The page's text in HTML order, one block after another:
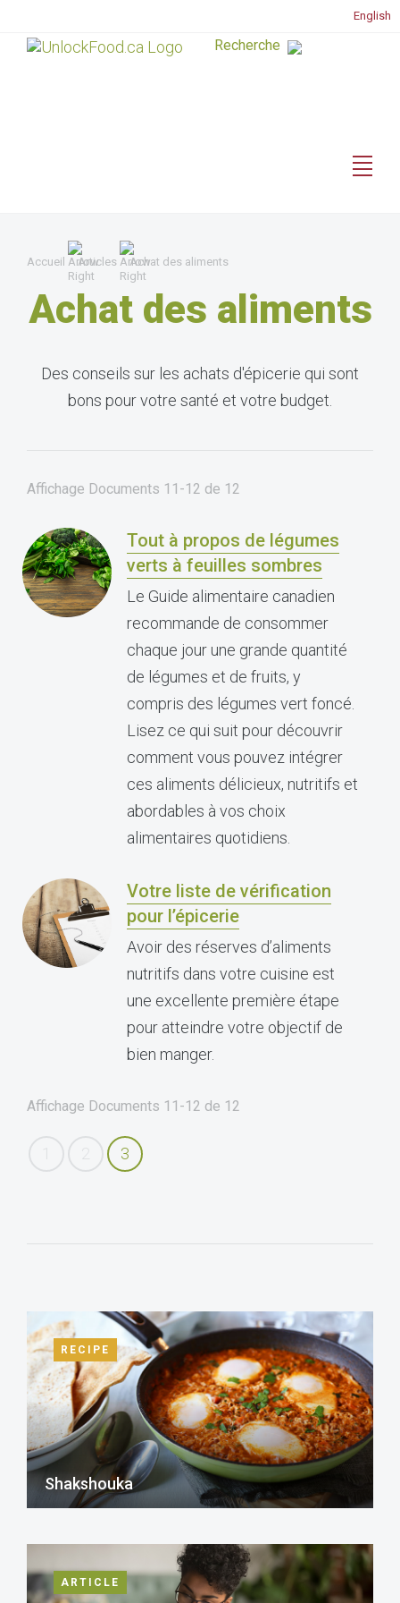
English
Accueil Articles Achat des aliments
Achat des aliments
Des conseils sur les achats d'épicerie qui sont
bons pour votre santé et votre budget.
Affichage Documents 11-12 de 12
Tout à propos de légumes
verts à feuilles sombres
Le Guide alimentaire canadien
recommande de consommer
chaque jour une grande quantité
de légumes et de fruits, y
compris des légumes vert foncé.
Lisez ce qui suit pour découvrir
comment vous pouvez intégrer
ces aliments délicieux, nutritifs et
abordables à vos choix
alimentaires quotidiens.
Votre liste de vérification
pour l’épicerie
Avoir des réserves d’aliments
nutritifs dans votre cuisine est
une excellente première étape
pour atteindre votre objectif de
bien manger.
Affichage Documents 11-12 de 12
3
RECIPE
Shakshouka
ARTICLE